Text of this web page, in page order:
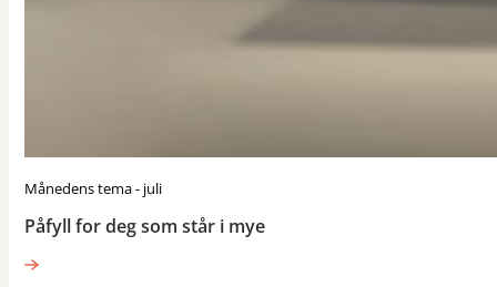
Månedens tema - juli
Påfyll for deg som står i mye